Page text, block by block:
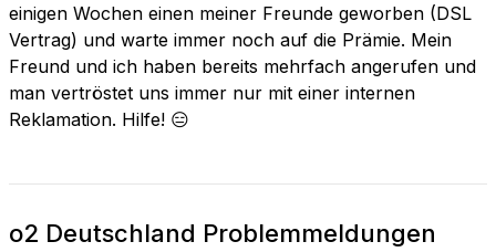
einigen Wochen einen meiner Freunde geworben (DSL
Vertrag) und warte immer noch auf die Prämie. Mein
Freund und ich haben bereits mehrfach angerufen und
man vertröstet uns immer nur mit einer internen
Reklamation. Hilfe! 😑
o2 Deutschland Problemmeldungen